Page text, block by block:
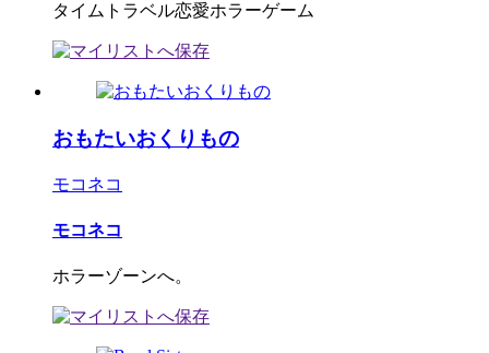
タイムトラベル恋愛ホラーゲーム
おもたいおくりもの
モコネコ
モコネコ
ホラーゾーンへ。